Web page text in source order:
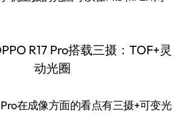
Pro在成像方面的看点有三摄+可变光